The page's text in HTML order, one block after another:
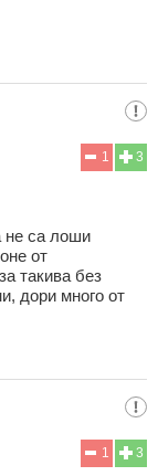
3
1
не са лоши
от
такива без
дори много от
3
1